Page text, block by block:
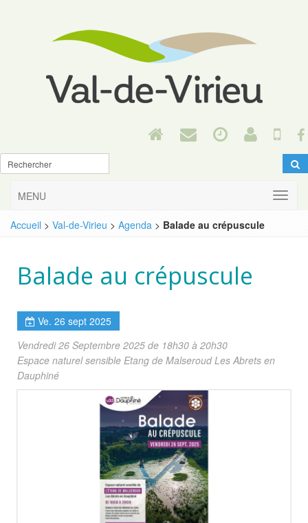
MENU
Accueil > Val-de-Virieu > Agenda > Balade au crépuscule
Balade au crépuscule
Ve. 26 sept 2025
Vendredi 26 Septembre 2025 de 18h30 à 20h30
Espace naturel sensible Etang de Malseroud Les Abrets en
Dauphiné